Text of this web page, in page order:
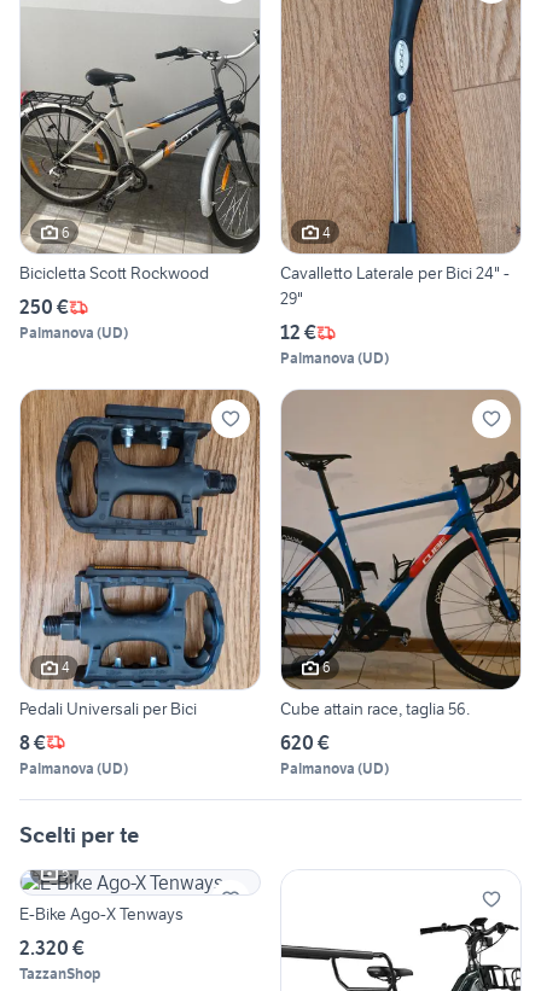
6
Bicicletta Scott Rockwood
250 €
Palmanova (UD)
4
Cavalletto Laterale per Bici 24" -
29"
12 €
Palmanova (UD)
4
Pedali Universali per Bici
8 €
Palmanova (UD)
6
Cube attain race, taglia 56.
620 €
Palmanova (UD)
Scelti per te
5
E-Bike Ago-X Tenways
2.320 €
TazzanShop